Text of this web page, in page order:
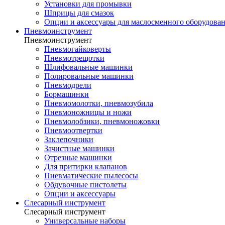
Установки для промывки
Шприцы для смазок
Опции и аксессуары для маслосменного
Пневмоинструмент
Пневмоинструмент
Пневмогайковерты
Пневмотрещотки
Шлифовальные машинки
Полировальные машинки
Пневмодрели
Бормашинки
Пневмомолотки, пневмозубила
Пневмоножницы и ножи
Пневмолобзики, пневмоножовки
Пневмоотвертки
Заклепочники
Зачистные машинки
Отрезные машинки
Для притирки клапанов
Пневматические пылесосы
Обдувочные пистолеты
Опции и аксессуары
Слесарный инструмент
Слесарный инструмент
Универсальные наборы